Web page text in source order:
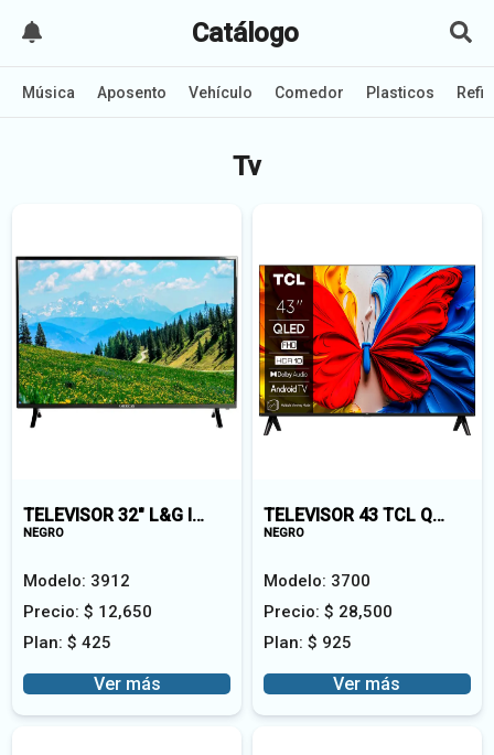
Catálogo
Música Aposento Vehículo Comedor Plasticos
Tv
TELEVISOR 32" L&G IG-32
NEGRO
Modelo: 3912
Precio:$ 12,650
Plan:$ 425
Ver más
TELEVISOR 43 TCL QLED 43S5K-A
NEGRO
Modelo: 3700
Precio: $ 28,500
Plan: $ 925
Ver más